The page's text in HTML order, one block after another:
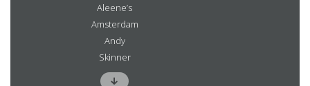
Aleene’s
Amsterdam
Andy
Skinner